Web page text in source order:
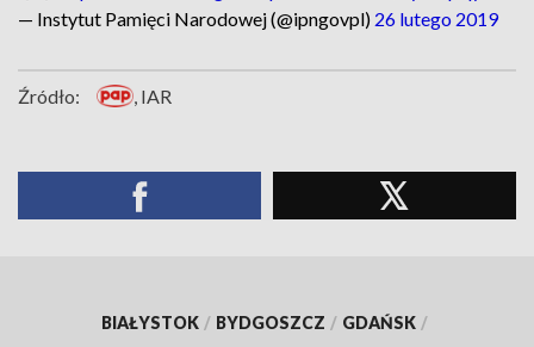
— Instytut Pamięci Narodowej (@ipngovpl) 26 lutego 2019
Źródło: , IAR
BIAŁYSTOK / BYDGOSZCZ / GDAŃSK /